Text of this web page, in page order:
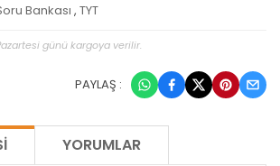
Bankası , TYT
günü kargoya verilir.
PAYLAŞ :
YORUMLAR